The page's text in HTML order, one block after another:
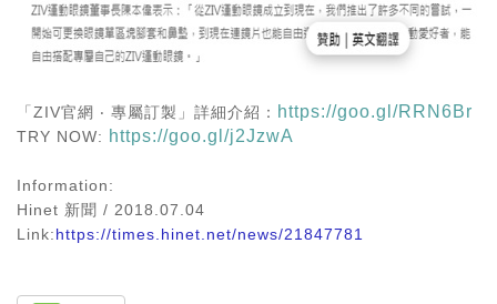
「ZIV官網 ‧ 專屬訂製」詳細介紹： https://goo.gl/RRN6Br
TRY NOW: https://goo.gl/j2JzwA
Information:
Hinet 新聞 / 2018.07.04
Link:https://times.hinet.net/news/21847781